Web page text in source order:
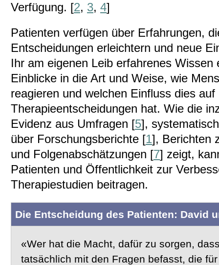
Verfügung. [2, 3, 4]
Patienten verfügen über Erfahrungen,
Entscheidungen erleichtern und neue
Ihr am eigenen Leib erfahrenes Wissen
Einblicke in die Art und Weise, wie
reagieren und welchen Einfluss dies auf
Therapieentscheidungen hat. Wie die
Evidenz aus Umfragen [5],
über Forschungsberichte [1], Berichten
und Folgenabschätzungen [7] zeigt,
Patienten und Öffentlichkeit zur
Therapiestudien beitragen.
Die Entscheidung des Patienten: David
«Wer hat die Macht, dafür zu sorgen,
tatsächlich mit den Fragen befasst, die